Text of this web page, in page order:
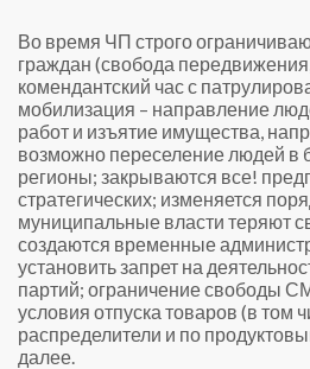
Во время ЧП строго
граждан (свобода
комендантский час с
мобилизация – направление
работ и изъятие имущества,
возможно переселение людей в
регионы; закрываются все!
стратегических; изменяется
муниципальные власти теряют
создаются временные
установить запрет на
партий; ограничение свободы
условия отпуска товаров (в том
распределители и по
далее.